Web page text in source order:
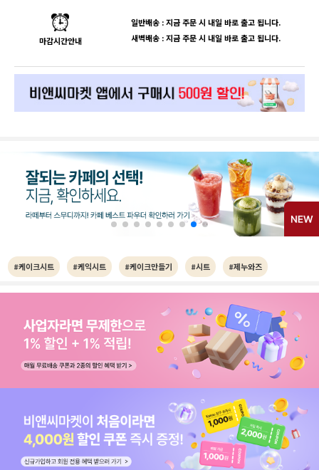
마감시간안내
일반배송 : 지금 주문 시 내일 바로 출고 됩니다.
새벽배송 : 지금 주문 시 내일 바로 출고 됩니다.
#케이크시트 #케익시트 #케이크만들기 #시트 #제누와즈